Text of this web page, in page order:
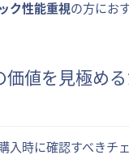
ク性能重視の方にお
価値を見極め
入時に確認すべきチ